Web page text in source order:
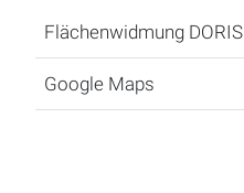
Flächenwidmung DORIS
Google Maps